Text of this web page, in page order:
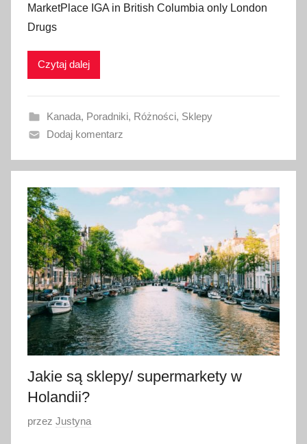
l
i
w
n
o
8
s
t
y
c
z
n
i
a
2
0
MarketPlace IGA in British Columbia only London
Drugs
Czytaj dalej
Kanada, Poradniki, Różności, Sklepy
Dodaj komentarz
Jakie są sklepy/ supermarkety w
Holandii?
O
przez Justyna